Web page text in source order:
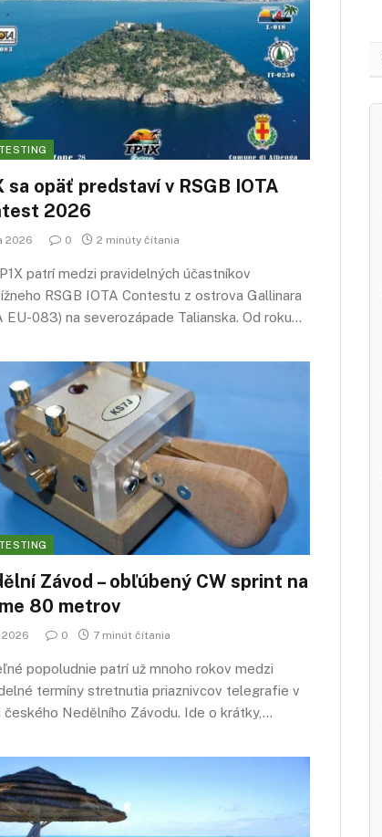
sa opäť predstaví v RSGB IOTA
2026
2026 0 2 minúty čítania
patrí medzi pravidelných účastníkov
RSGB IOTA Contestu z ostrova Gallinara
EU-083) na severozápade Talianska. Od roku…
Závod – obľúbený CW sprint na
80 metrov
2026 0 7 minút čítania
popoludnie patrí už mnoho rokov medzi
termíny stretnutia priaznivcov telegrafie v
českého Nedělního Závodu. Ide o krátky,…